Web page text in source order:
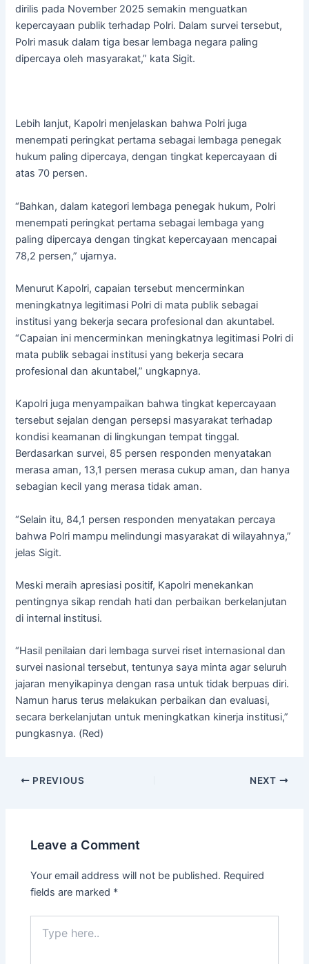
dirilis pada November 2025 semakin menguatkan
kepercayaan publik terhadap Polri. Dalam survei tersebut,
Polri masuk dalam tiga besar lembaga negara paling
dipercaya oleh masyarakat,” kata Sigit.
Lebih lanjut, Kapolri menjelaskan bahwa Polri juga
menempati peringkat pertama sebagai lembaga penegak
hukum paling dipercaya, dengan tingkat kepercayaan di
atas 70 persen.
“Bahkan, dalam kategori lembaga penegak hukum, Polri
menempati peringkat pertama sebagai lembaga yang
paling dipercaya dengan tingkat kepercayaan mencapai
78,2 persen,” ujarnya.
Menurut Kapolri, capaian tersebut mencerminkan
meningkatnya legitimasi Polri di mata publik sebagai
institusi yang bekerja secara profesional dan akuntabel.
“Capaian ini mencerminkan meningkatnya legitimasi Polri di
mata publik sebagai institusi yang bekerja secara
profesional dan akuntabel,” ungkapnya.
Kapolri juga menyampaikan bahwa tingkat kepercayaan
tersebut sejalan dengan persepsi masyarakat terhadap
kondisi keamanan di lingkungan tempat tinggal.
Berdasarkan survei, 85 persen responden menyatakan
merasa aman, 13,1 persen merasa cukup aman, dan hanya
sebagian kecil yang merasa tidak aman.
“Selain itu, 84,1 persen responden menyatakan percaya
bahwa Polri mampu melindungi masyarakat di wilayahnya,”
jelas Sigit.
Meski meraih apresiasi positif, Kapolri menekankan
pentingnya sikap rendah hati dan perbaikan berkelanjutan
di internal institusi.
“Hasil penilaian dari lembaga survei riset internasional dan
survei nasional tersebut, tentunya saya minta agar seluruh
jajaran menyikapinya dengan rasa untuk tidak berpuas diri.
Namun harus terus melakukan perbaikan dan evaluasi,
secara berkelanjutan untuk meningkatkan kinerja institusi,”
pungkasnya. (Red)
PREVIOUS NEXT
Leave a Comment
Your email address will not be published. Required
fields are marked *
here..